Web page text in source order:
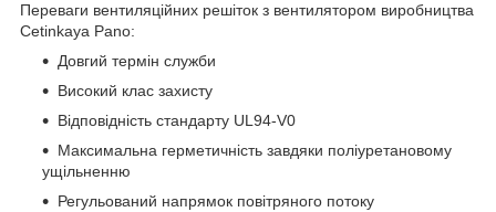
Переваги вентиляційних решіток з вентилятором виробництва
Cetinkaya Pano:
Довгий термін служби
Високий клас захисту
Відповідність стандарту UL94-V0
Максимальна герметичність завдяки поліуретановому
ущільненню
Регульований напрямок повітряного потоку